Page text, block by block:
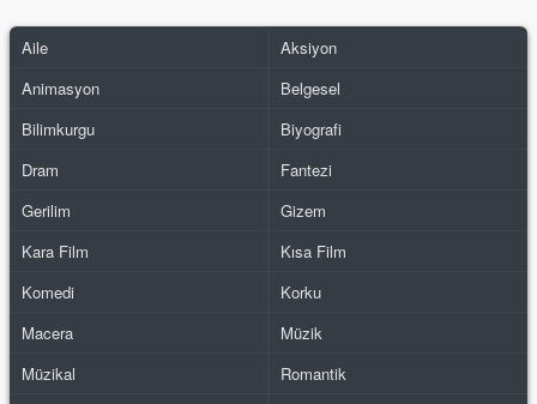
Aile
Aksiyon
Animasyon
Belgesel
Bilimkurgu
Biyografi
Dram
Fantezi
Gerilim
Gizem
Kara Film
Kısa Film
Komedi
Korku
Macera
Müzik
Müzikal
Romantik